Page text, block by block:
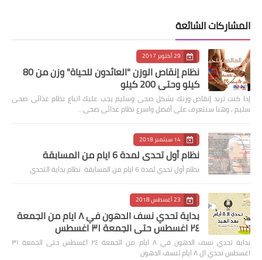
المشاركات الشائعة
29 أكتوبر 2017
نظام إنقاص الوزن "العائدون للحياة" وزن من 80
كيلو وحتى 200 كيلو
إذا كنت تريد إنقاص وزنك بشكل صحى وسليم يجب عليك اتباع نظام غذائى صحى
سليم , وهنا سنتعرف على أفضل واسرع نظام غذائى صحى…
14 سبتمبر 2018
نظام أول تحدي لمدة 6 ايام من المسابقة
نظام أول تحدي لمدة 6 ايام من المسابقة نظام بداية التحدي
23 أغسطس 2018
بداية تحدي نسف الدهون في ٨ ايام من الجمعة
٢٤ اغسطس حتى الجمعة ٣١ اغسطس
بداية تحدي نسف الدهون في ٨ ايام من الجمعة ٢٤ اغسطس حتى الجمعة ٣١
اغسطس تحدي ال ٨ ايام لنسف الدهون